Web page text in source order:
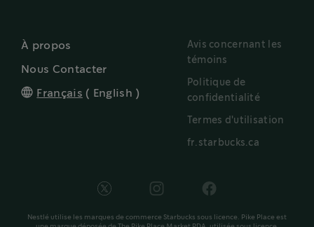
À propos
Nous Contacter
Français ( English )
Avis concernant les
témoins
Politique de
confidentialité
Termes d'utilisation
fr.starbucks.ca
Nestlé utilise les marques de commerce Starbucks sous licence. Pike Place est